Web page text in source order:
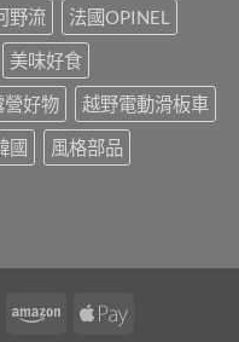
野流
法國OPINEL
美味好食
營好物
越野電動滑板車
國
風格部品
MasterCard
AmazonApple